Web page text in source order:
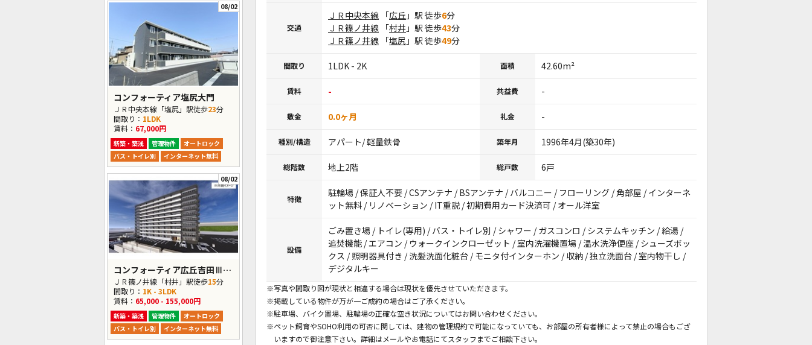
08/02
コンフォーティア塩尻大門
ＪＲ中央本線「塩尻」駅徒歩23分
間取り： 1LDK
賃料： 67,000円
新築・築浅 管理物件
オートロック
バス・トイレ別
インターネット無料
08/02
コンフォーティア広丘吉田Ⅲ A棟
ＪＲ篠ノ井線「村井」駅徒歩15分
間取り： 1K - 3LDK
賃料： 65,000 - 155,000円
新築・築浅 管理物件
オートロック
バス・トイレ別
インターネット無料
交通
ＪＲ中央本線 「広丘 」駅 徒歩6分
ＪＲ篠ノ井線 「村井 」駅 徒歩43分
ＪＲ篠ノ井線 「塩尻 」駅 徒歩49分
間取り 1LDK - 2K 面積 42.60m²
賃料 - 共益費 -
敷金 0.0ヶ月 礼金 -
種別/構造 アパート/ 軽量鉄骨 築年月 1996年4月(築30年)
総階数 地上2階 総戸数 6戸
特徴
駐輪場 / 保証人不要 / CSアンテナ / BSアンテナ / バルコニー / フローリング / 角部屋 / インターネ
ット無料 / リノベーション / IT重説 / 初期費用カード決済可 / オール洋室
設備
ごみ置き場 / トイレ(専用) / バス・トイレ別 / シャワー / ガスコンロ / システムキッチン / 給湯 /
追焚機能 / エアコン / ウォークインクローゼット / 室内洗濯機置場 / 温水洗浄便座 / シューズボッ
クス / 照明器具付き / 洗髪洗面化粧台 / モニタ付インターホン / 収納 / 独立洗面台 / 室内物干し /
デジタルキー
※写真や間取り図が現状と相違する場合は現状を優先させていただきます。
※掲載している物件が万が一ご成約の場合はご了承ください。
※駐車場、バイク置場、駐輪場の正確な空き状況についてはお問い合わせください。
※ペット飼育やSOHO利用の可否に関しては、建物の管理規約で可能になっていても、お部屋の所有者様によって禁止の場合もござ
いますので御注意下さい。詳細はメールやお電話にてスタッフまでご相談下さい。